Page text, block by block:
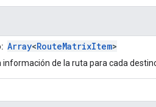
Array<RouteMatrixItem>
información de la ruta para cada